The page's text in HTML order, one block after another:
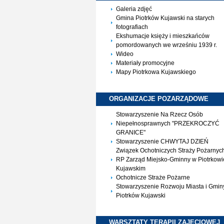
Galeria zdjęć
Gmina Piotrków Kujawski na starych
fotografiach
Ekshumacje księży i mieszkańców
pomordowanych we wrześniu 1939 r.
Wideo
Materiały promocyjne
Mapy Piotrkowa Kujawskiego
ORGANIZACJE POZARZĄDOWE
Stowarzyszenie Na Rzecz Osób
Niepełnosprawnych "PRZEKROCZYĆ
GRANICE"
Stowarzyszenie CHWYTAJ DZIEŃ
Związek Ochotniczych Straży
RP Zarząd Miejsko-Gminny w
Kujawskim
Ochotnicze Straże Pożarne
Stowarzyszenie Rozwoju Miasta i
Piotrków Kujawski
WARSZTATY TERAPII ZAJĘCIOWEJ